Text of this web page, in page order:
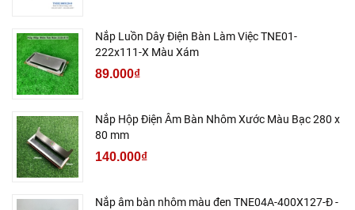
Nắp Luồn Dây Điện Bàn Làm Việc TNE01-
222x111-X Màu Xám
89.000₫
Nắp Hộp Điện Âm Bàn Nhôm Xước Màu Bạc 280 x
80 mm
140.000₫
Nắp âm bàn nhôm màu đen TNE04A-400X127-Đ -